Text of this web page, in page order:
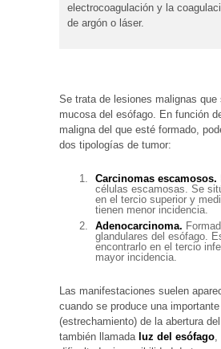
electrocoagulación y la
de argón o láser.
Se trata de lesiones malignas que
mucosa del esófago. En función
maligna del que esté formado,
dos tipologías de tumor:
Carcinomas escamosos.
células escamosas. Se
en el tercio superior y
tienen menor incidencia.
Adenocarcinoma.
glandulares del esófago.
encontrarlo en el tercio
mayor incidencia.
Las manifestaciones suelen
cuando se produce una
(estrechamiento) de la abertura del
también llamada luz del esófago